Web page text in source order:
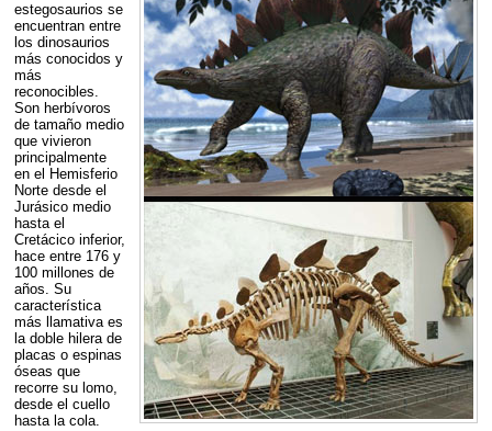
estegosaurios se
encuentran entre
los dinosaurios
más conocidos y
más
reconocibles.
Son herbívoros
de tamaño medio
que vivieron
principalmente
en el Hemisferio
Norte desde el
Jurásico medio
hasta el
Cretácico inferior,
hace entre 176 y
100 millones de
años. Su
característica
más llamativa es
la doble hilera de
placas o espinas
óseas que
recorre su lomo,
desde el cuello
hasta la cola.